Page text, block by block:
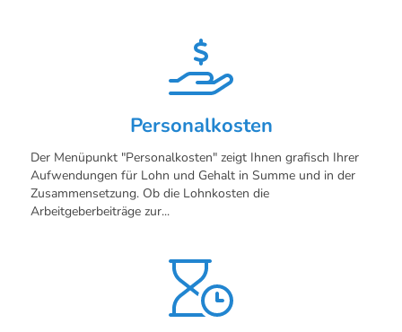
Personalkosten
Der Menüpunkt "Personalkosten" zeigt Ihnen grafisch Ihrer
Aufwendungen für Lohn und Gehalt in Summe und in der
Zusammensetzung. Ob die Lohnkosten die
Arbeitgeberbeiträge zur...